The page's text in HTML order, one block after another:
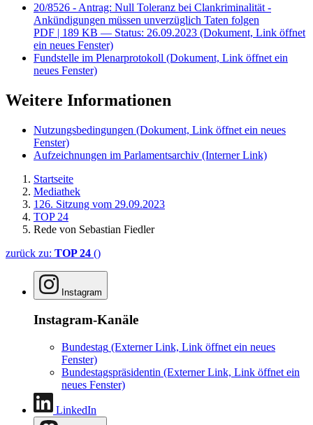
20/8526 - Antrag: Null Toleranz bei Clankriminalität -
Ankündigungen müssen unverzüglich Taten folgen
PDF | 189 KB — Status: 26.09.2023 (Dokument, Link öffnet
ein neues Fenster)
Fundstelle im Plenarprotokoll (Dokument, Link öffnet ein
neues Fenster)
Weitere Informationen
Nutzungsbedingungen (Dokument, Link öffnet ein neues
Fenster)
Aufzeichnungen im Parlamentsarchiv (Interner Link)
Startseite
Mediathek
126. Sitzung vom 29.09.2023
TOP 24
Rede von Sebastian Fiedler
zurück zu: TOP 24 ()
Instagram
Instagram-Kanäle
Bundestag (Externer Link, Link öffnet ein neues
Fenster)
Bundestagspräsidentin (Externer Link, Link öffnet ein
neues Fenster)
LinkedIn